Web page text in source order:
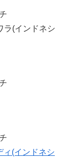
(インドネシ
ィ(インドネシ